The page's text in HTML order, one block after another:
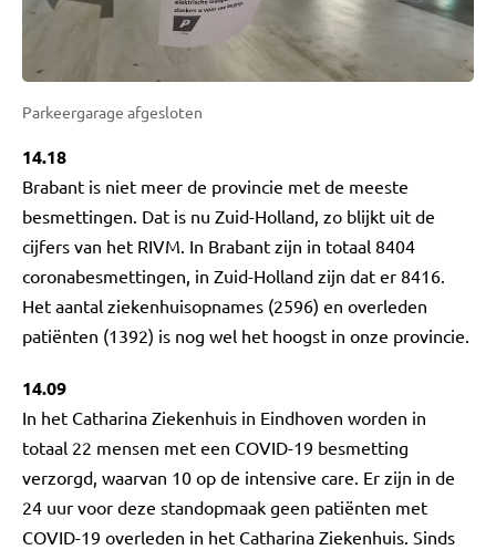
Parkeergarage afgesloten
14.18
Brabant is niet meer de provincie met de meeste
besmettingen. Dat is nu Zuid-Holland, zo blijkt uit de
cijfers van het RIVM. In Brabant zijn in totaal 8404
coronabesmettingen, in Zuid-Holland zijn dat er 8416.
Het aantal ziekenhuisopnames (2596) en overleden
patiënten (1392) is nog wel het hoogst in onze provincie.
14.09
In het Catharina Ziekenhuis in Eindhoven worden in
totaal 22 mensen met een COVID-19 besmetting
verzorgd, waarvan 10 op de intensive care. Er zijn in de
24 uur voor deze standopmaak geen patiënten met
COVID-19 overleden in het Catharina Ziekenhuis. Sinds